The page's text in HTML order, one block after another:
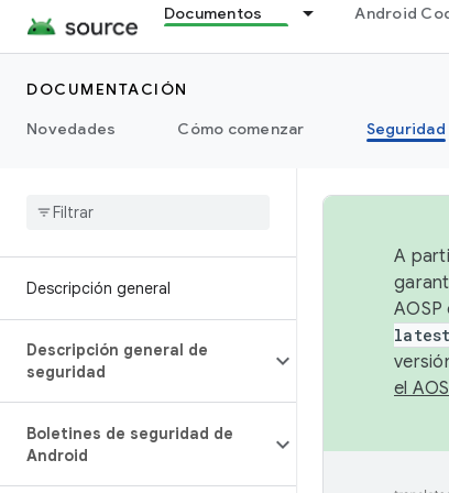
Documentos Android
DOCUMENTACIÓN
Novedades
Cómo comenzar Seguridad
Descripción general
Descripción general de
seguridad
Boletines de seguridad de
Android
A
el